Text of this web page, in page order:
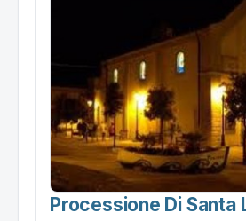
Processione Di Santa